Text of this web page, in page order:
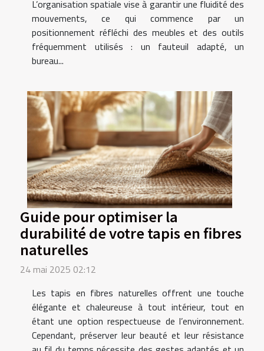
L’organisation spatiale vise à garantir une fluidité des
mouvements, ce qui commence par un
positionnement réfléchi des meubles et des outils
fréquemment utilisés : un fauteuil adapté, un
bureau...
Guide pour optimiser la
durabilité de votre tapis en fibres
naturelles
24 mai 2025 02:12
Les tapis en fibres naturelles offrent une touche
élégante et chaleureuse à tout intérieur, tout en
étant une option respectueuse de l’environnement.
Cependant, préserver leur beauté et leur résistance